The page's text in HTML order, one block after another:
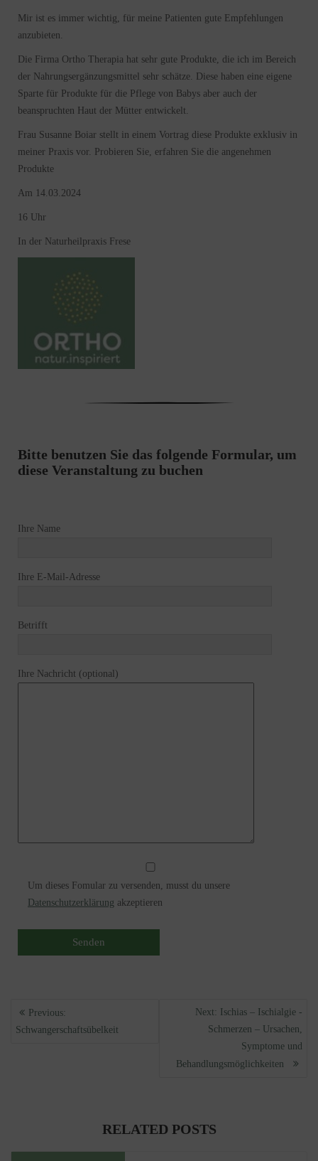
Mir ist es immer wichtig, für meine Patienten gute Empfehlungen
anzubieten.
Die Firma Ortho Therapia hat sehr gute Produkte, die ich im Bereich
der Nahrungsergänzungsmittel sehr schätze. Diese haben eine eigene
Sparte für Produkte für die Pflege von Babys aber auch der
beanspruchten Haut der Mütter entwickelt.
Frau Susanne Boiar stellt in einem Vortrag diese Produkte exklusiv in
meiner Praxis vor. Probieren Sie, erfahren Sie die angenehmen
Produkte
Am 14.03.2024
16 Uhr
In der Naturheilpraxis Frese
Bitte benutzen Sie das folgende Formular, um
diese Veranstaltung zu buchen
Ihre Name
Ihre E-Mail-Adresse
Betrifft
Ihre Nachricht (optional)
Um dieses Fomular zu versenden, musst du unsere
Datenschutzerklärung akzeptieren
Beitragsnavigation
Previous:
post:
Schwangerschaftsübelkeit
Next: Next
post:
Ischias – Ischialgie -
Schmerzen – Ursachen,
Symptome und
Behandlungsmöglichkeiten
RELATED POSTS